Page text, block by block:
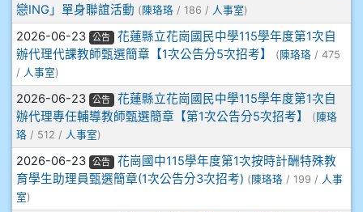
911張 婷
912彭子宸
914王苡澄
戀ING」單身聯誼活動 ( 陳珞珞 / 186 / 人事室)
2026-06-23 公告
花蓮縣立花崗國民中學115學年度第1次自
辦代理代課教師甄選簡章【1次公告分5次招考】
(陳珞珞 / 475
/ 人事室)
2026-06-23 公告
花蓮縣立花崗國民中學115學年度第1次自
辦代理專任輔導教師甄選簡章【第1次公告分5次招考】
( 陳珞
珞 / 512 / 人事室)
2026-06-23 公告
花崗國中115學年度第1次按時計酬特殊教
育學生助理員甄選簡章(1次公告分3次招考) (陳珞珞 / 199 / 人事
室)